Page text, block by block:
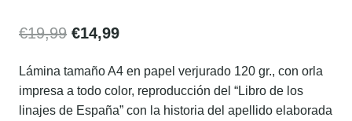
€19,99 €14,99
Lámina tamaño A4 en papel verjurado 120 gr., con orla
impresa a todo color, reproducción del “Libro de los
linajes de España” con la historia del apellido elaborada